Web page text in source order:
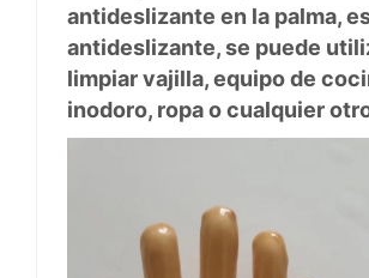
antideslizante en la palma,
antideslizante, se puede
limpiar vajilla, equipo de
inodoro, ropa o cualquier